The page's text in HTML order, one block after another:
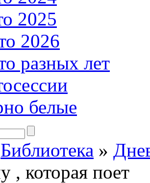
2025
2026
разных лет
белые
Библиотека »
, которая поет